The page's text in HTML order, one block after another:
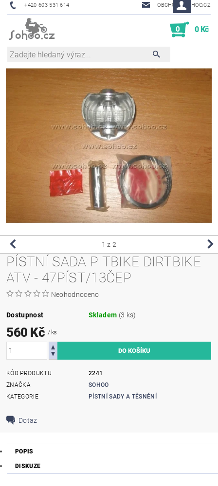
+420 603 531 614 OBCHOD@SOHOO.CZ
0 0 Kč
1 z 2
PÍSTNÍ SADA PITBIKE DIRTBIKE
ATV - 47PÍST/13ČEP
Neohodnoceno
Dostupnost Skladem (3 ks)
560 Kč / ks
KÓD PRODUKTU
2241
ZNAČKA
SOHOO
KATEGORIE
PÍSTNÍ SADY A TĚSNĚNÍ
Dotaz
POPIS
DISKUZE